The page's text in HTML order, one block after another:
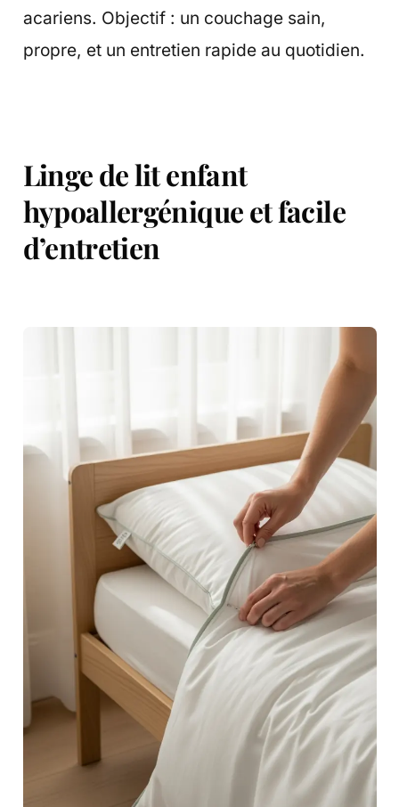
acariens. Objectif : un couchage sain,
propre, et un entretien rapide au quotidien.
Linge de lit enfant
hypoallergénique et facile
d’entretien